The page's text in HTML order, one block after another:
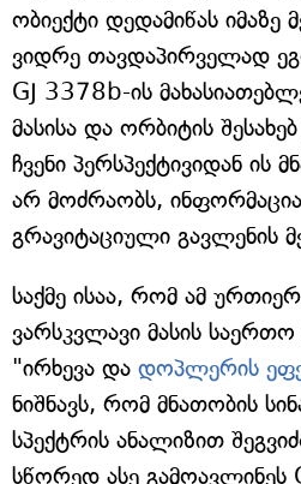
ობიექტი დედამიწას იმაზე
ვიდრე თავდაპირველად
GJ 3378b-ის
მასისა და ორბიტის
ჩვენი პერსპექტივიდან ის
არ მოძრაობს,
გრავიტაციული გავლენის
საქმე ისაა, რომ ამ
ვარსკვლავი მასის
"ირხევა და დოპლერის
ნიშნავს, რომ მნათობის
სპექტრის ანალიზით
სწორედ ასე